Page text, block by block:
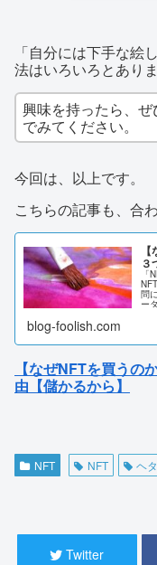
「自分には下手な
法はいろいろとありま
興味を持ったら、
でみてください。
今回は、以上です。
こちらの記事も、合
３
「
問にお答
ー
本
blog-foolish.com
【なぜNFTを買うの
由【儲かるから】
NFT NFT ヘ
Twitter